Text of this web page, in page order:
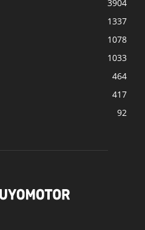
3904
1337
1078
1033
464
417
92